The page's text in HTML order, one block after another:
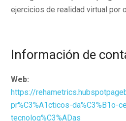
ejercicios de realidad virtual por
Información de
Web:
https://
pr%C3%A1cticos-da%C3%B1o-
tecnolog%C3%ADas